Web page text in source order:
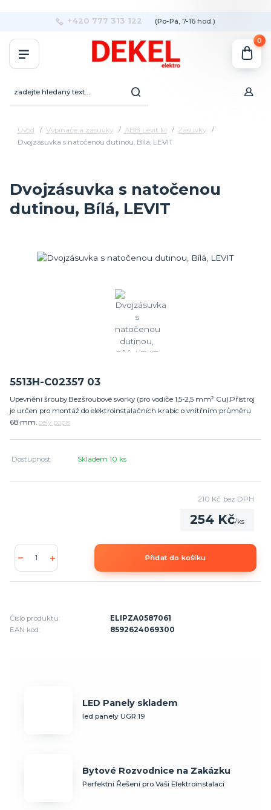
+420 777 313 122 (Po-Pá, 7-16 hod.)
0
Úvod Vypínače a zásuvky ABB Levit M
Zásuvky
Dvojzásuvka s natočenou dutinou, Bílá, LEVIT
Dvojzásuvka s natočenou
dutinou, Bílá, LEVIT
5513H-C02357 03
Upevnění šrouby.Bezšroubové svorky (pro vodiče 1,5-2,5 mm² Cu).Přístroj
je určen pro montáž do elektroinstalačních krabic o vnitřním průměru
68 mm. celý popis
Dostupnost Skladem 10 ks
254 Kč/ks
210 Kč bez DPH
Přidat do košíku
Číslo produktu:
ELIPZA0587061
EAN kód:
8592624069300
LED Panely skladem
led panely UGR 19
Bytové Rozvodnice na Zakázku
Perfektní Řešení pro Vaši Elektroinstalaci